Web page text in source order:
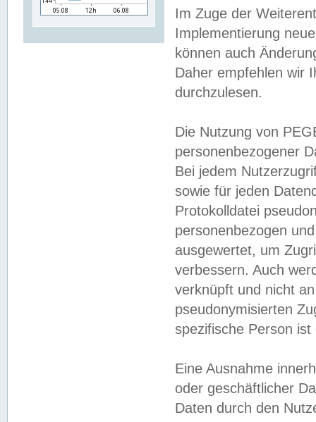
Im Zuge der
Implementierung
können auch
Daher empfehlen wir
durchzulesen.
Die Nutzung von
personenbezogener
Bei jedem
sowie für jeden
Protokolldatei
personenbezogen
ausgewertet, um
verbessern. Auch
verknüpft und nicht
pseudonymisierten
spezifische Person
Eine Ausnahme
oder geschäftlicher
Daten durch den